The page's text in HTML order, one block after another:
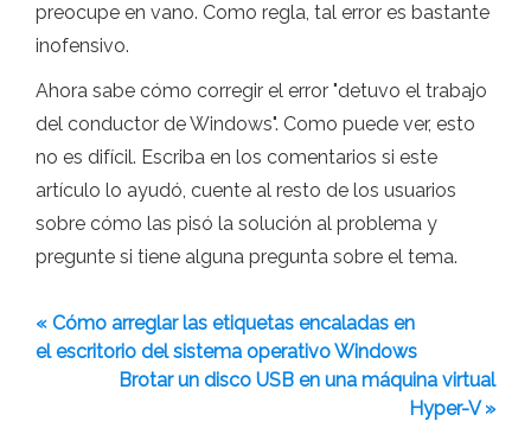
preocupe en vano. Como regla, tal error es bastante
inofensivo.
Ahora sabe cómo corregir el error "detuvo el trabajo
del conductor de Windows". Como puede ver, esto
no es difícil. Escriba en los comentarios si este
artículo lo ayudó, cuente al resto de los usuarios
sobre cómo las pisó la solución al problema y
pregunte si tiene alguna pregunta sobre el tema.
« Cómo arreglar las etiquetas encaladas en
el escritorio del sistema operativo Windows
Brotar un disco USB en una máquina virtual
Hyper-V »